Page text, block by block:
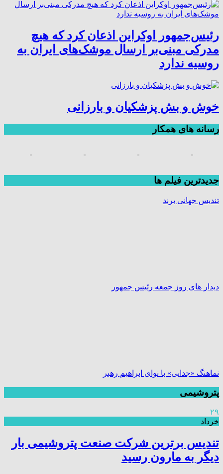
رئیس‌جمهور اوکراین اذعان کرد که هیچ
مدرکی مبنی‌بر ارسال موشک‌های ایران به
روسیه ندارد
خوش و بش پزشکیان و بارزانی
رسانه های همکار
جديدترين فیلم ها
تندیس جهانی برند
دیدار های روز جمعه رئیس جمهور
نماهنگ «جدایی» با نوای ابراهیم رهبر
پتروشیمی
۲۹
خرداد
تندیس برترین شرکت صنعت پتروشیمی بار
دیگر به مارون رسید